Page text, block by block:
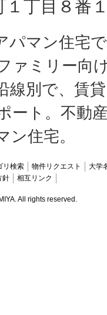
１丁目８番
パマン住宅
ァミリー向
線別で、賃
ート。不動
住宅。
リ検索 物件リクエスト
大学
針 相互リンク
All rights reserved.